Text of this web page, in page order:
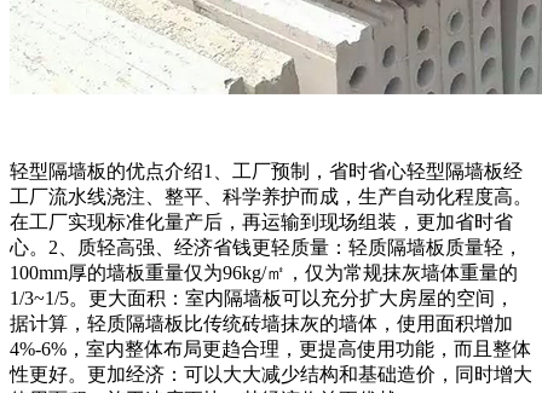
轻型隔墙板的优点介绍1、工厂预制，省时省心轻型隔墙板经
工厂流水线浇注、整平、科学养护而成，生产自动化程度高。
在工厂实现标准化量产后，再运输到现场组装，更加省时省
心。2、质轻高强、经济省钱更轻质量：轻质隔墙板质量轻，
100mm厚的墙板重量仅为96kg/㎡，仅为常规抹灰墙体重量的
1/3~1/5。更大面积：室内隔墙板可以充分扩大房屋的空间，
据计算，轻质隔墙板比传统砖墙抹灰的墙体，使用面积增加
4%-6%，室内整体布局更趋合理，更提高使用功能，而且整体
性更好。更加经济：可以大大减少结构和基础造价，同时增大